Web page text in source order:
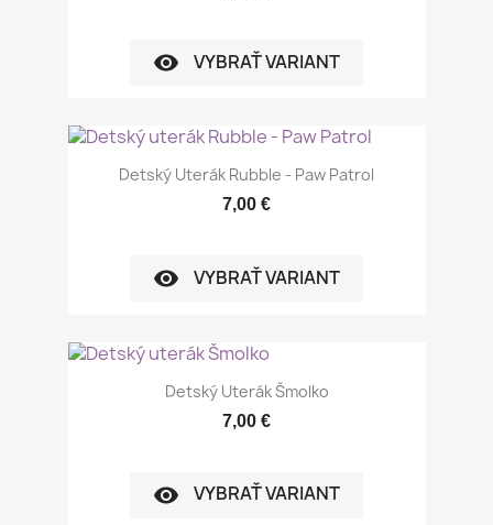
visibility VYBRAŤ VARIANT
Detský Uterák Rubble - Paw Patrol
7,00 €
visibility VYBRAŤ VARIANT
Detský Uterák Šmolko
7,00 €
visibility VYBRAŤ VARIANT